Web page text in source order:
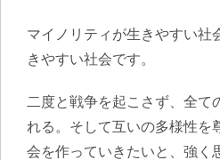
マイノリティが生きやすい社
きやすい社会です。
二度と戦争を起こさず、全て
れる。そして互いの多様性を
会を作っていきたいと、強く